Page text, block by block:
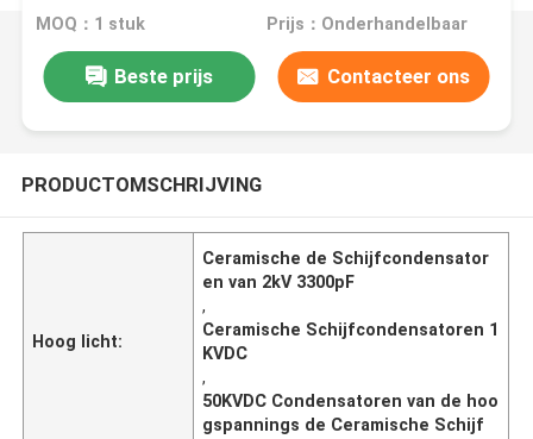
de Hoogspannings Ceramische Schijf
MOQ：1 stuk Prijs：Onderhandelbaar
Beste prijs Contacteer ons
PRODUCTOMSCHRIJVING
Hoog licht:
Ceramische de Schijfcondensator
en van 2kV 3300pF
,
Ceramische Schijfcondensatoren 1
KVDC
,
50KVDC Condensatoren van de hoo
gspannings de Ceramische Schijf